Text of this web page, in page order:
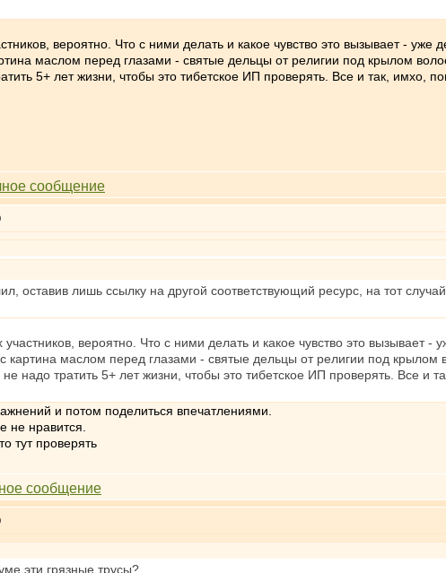
вероятно. Что с ними делать и какое чувство это вызывает -
маслом перед глазами - святые дельцы от религии под крылом
5+ лет жизни, чтобы это тибетское ИП проверять. Все и так, имхо,
оставив лишь ссылку на другой соответствующий ресурс, на тот
вероятно. Что с ними делать и какое чувство это вызывает
картина маслом перед глазами - святые дельцы от религии под крылом
надо тратить 5+ лет жизни, чтобы это тибетское ИП проверять. Все и
и потом поделиться впечатлениями.
не нравится.
тут проверять
эти грязные трусы?